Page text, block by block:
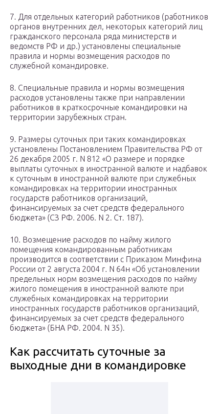
7. Для отдельных категорий работников (работников
органов внутренних дел, некоторых категорий лиц
гражданского персонала ряда министерств и
ведомств РФ и др.) установлены специальные
правила и нормы возмещения расходов по
служебной командировке.
8. Специальные правила и нормы возмещения
расходов установлены также при направлении
работников в краткосрочные командировки на
территории зарубежных стран.
9. Размеры суточных при таких командировках
установлены Постановлением Правительства РФ от
26 декабря 2005 г. N 812 «О размере и порядке
выплаты суточных в иностранной валюте и надбавок
к суточным в иностранной валюте при служебных
командировках на территории иностранных
государств работников организаций,
финансируемых за счет средств федерального
бюджета» (СЗ РФ. 2006. N 2. Ст. 187).
10. Возмещение расходов по найму жилого
помещения командированным работникам
производится в соответствии с Приказом Минфина
России от 2 августа 2004 г. N 64н «Об установлении
предельных норм возмещения расходов по найму
жилого помещения в иностранной валюте при
служебных командировках на территории
иностранных государств работников организаций,
финансируемых за счет средств федерального
бюджета» (БНА РФ. 2004. N 35).
Как рассчитать суточные за
выходные дни в командировке